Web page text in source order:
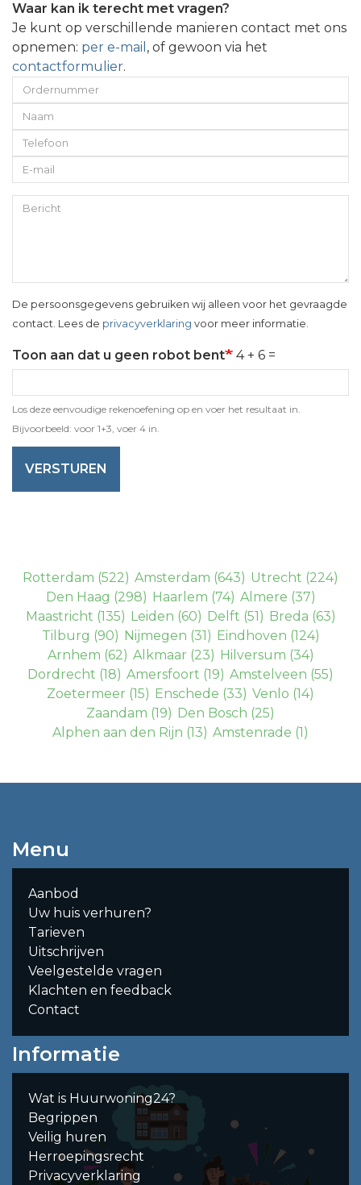
Waar kan ik terecht met vragen?
Je kunt op verschillende manieren contact met ons
opnemen: per e-mail , of gewoon via het
contactformulier.
Ordernummer
Naam
Telefoon
E-
mail
Bericht
De persoonsgegevens gebruiken wij alleen voor het gevraagde
contact. Lees de privacyverklaring voor meer informatie.
Toon aan dat u geen robot bent 4 + 6 =
Los deze eenvoudige rekenoefening op en voer het resultaat in.
Bijvoorbeeld: voor 1+3, voer 4 in.
VERSTUREN
Rotterdam (522) Amsterdam (643) Utrecht (224)
Den Haag (298) Haarlem (74) Almere (37)
Maastricht (135) Leiden (60) Delft (51) Breda (63)
Tilburg (90) Nijmegen (31) Eindhoven (124)
Arnhem (62) Alkmaar (23) Hilversum (34)
Dordrecht (18) Amersfoort (19) Amstelveen (55)
Zoetermeer (15) Enschede (33) Venlo (14)
Zaandam (19) Den Bosch (25)
Alphen aan den Rijn (13) Amstenrade (1)
Menu
Aanbod
Uw huis verhuren?
Tarieven
Uitschrijven
Veelgestelde vragen
Klachten en feedback
Contact
Informatie
Wat is Huurwoning24?
Begrippen
Veilig huren
Herroepingsrecht
Privacyverklaring